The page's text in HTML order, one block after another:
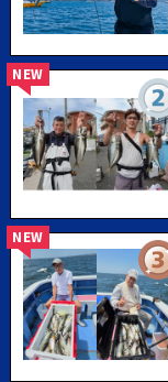
NEW
NEW